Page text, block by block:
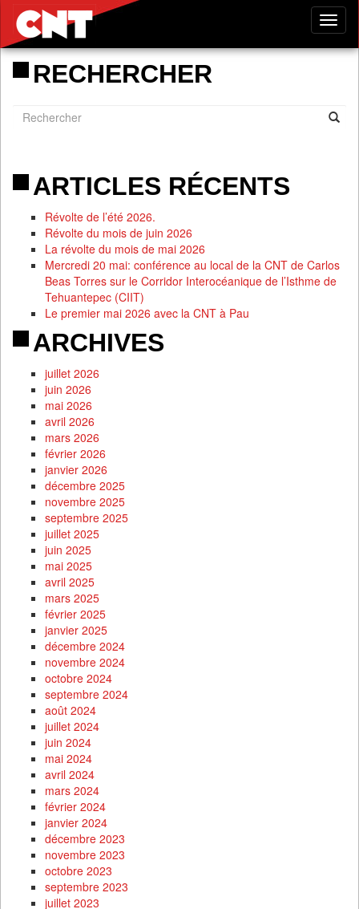
RECHERCHER
ARTICLES RÉCENTS
Révolte de l’été 2026.
Révolte du mois de juin 2026
La révolte du mois de mai 2026
Mercredi 20 mai: conférence au local de la CNT de Carlos
Beas Torres sur le Corridor Interocéanique de l’Isthme de
Tehuantepec (CIIT)
Le premier mai 2026 avec la CNT à Pau
ARCHIVES
juillet 2026
juin 2026
mai 2026
avril 2026
mars 2026
février 2026
janvier 2026
décembre 2025
novembre 2025
septembre 2025
juillet 2025
juin 2025
mai 2025
avril 2025
mars 2025
février 2025
janvier 2025
décembre 2024
novembre 2024
octobre 2024
septembre 2024
août 2024
juillet 2024
juin 2024
mai 2024
avril 2024
mars 2024
février 2024
janvier 2024
décembre 2023
novembre 2023
octobre 2023
septembre 2023
juillet 2023